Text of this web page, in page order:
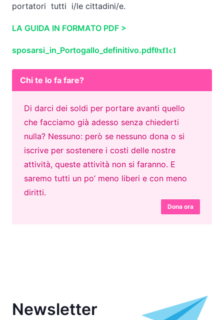
portatori tutti i/le cittadini/e.
LA GUIDA IN FORMATO PDF >
sposarsi_in_Portogallo_definitivo.pdf
Chi te lo fa fare?
Di darci dei soldi per portare avanti quello
che facciamo già adesso senza chiederti
nulla? Nessuno: però se nessuno dona o si
iscrive per sostenere i costi delle nostre
attività, queste attività non si faranno. E
saremo tutti un po’ meno liberi e con meno
diritti.
Dona ora
Newsletter